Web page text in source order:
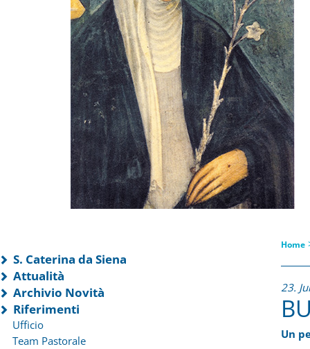
S. Caterina da Siena
Attualità
Archivio Novità
Riferimenti
Ufficio
Team Pastorale
Home
23.
Un